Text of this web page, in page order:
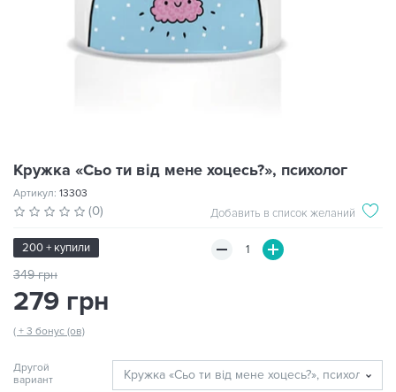
Кружка «Сьо ти від мене хоцесь?», психолог
Артикул: 13303
(0) Добавить в список желаний
200 + купили
349 грн
279 грн
( + 3 бонус (ов)
Другой
вариант